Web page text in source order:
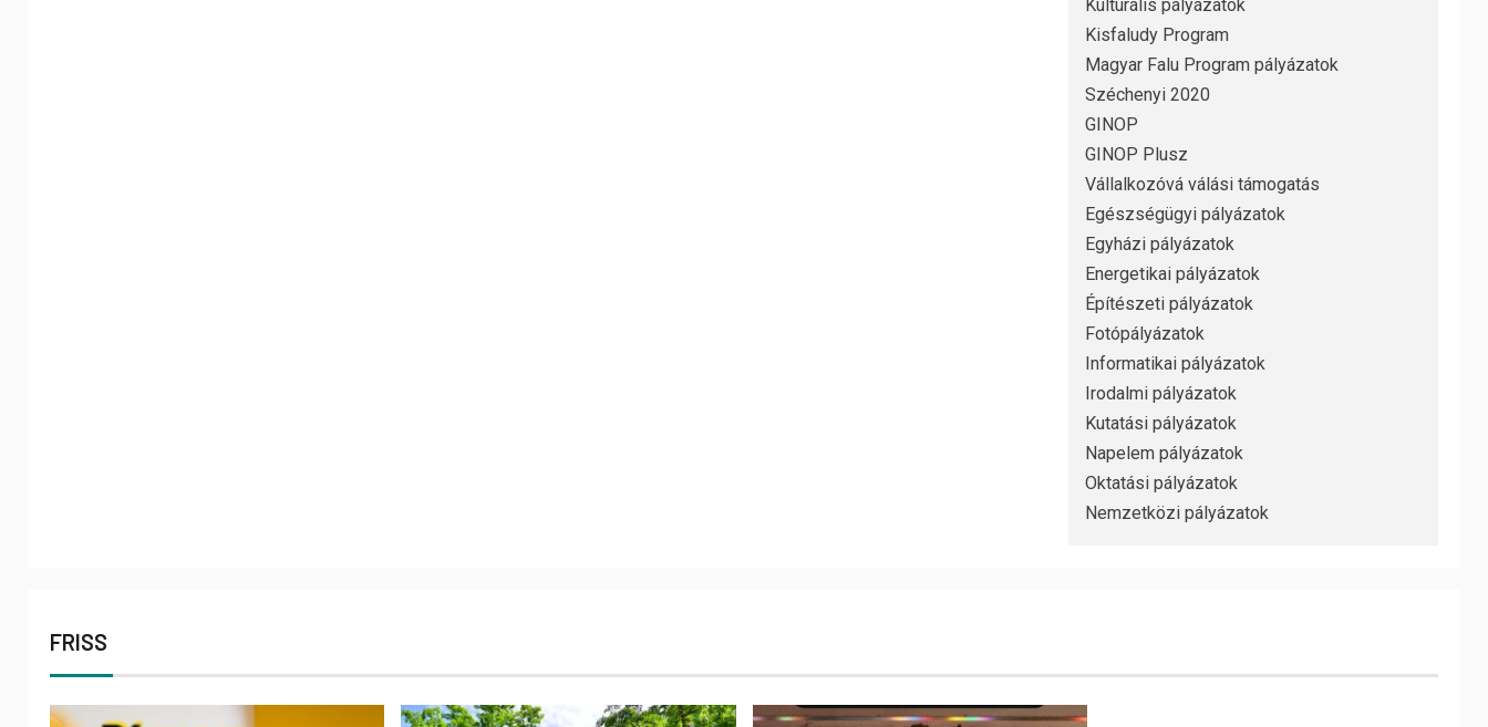
Kulturális pályázatok
Kisfaludy Program
Magyar Falu Program pályázatok
Széchenyi 2020
GINOP
GINOP Plusz
Vállalkozóvá válási támogatás
Egészségügyi pályázatok
Egyházi pályázatok
Energetikai pályázatok
Építészeti pályázatok
Fotópályázatok
Informatikai pályázatok
Irodalmi pályázatok
Kutatási pályázatok
Napelem pályázatok
Oktatási pályázatok
Nemzetközi pályázatok
FRISS